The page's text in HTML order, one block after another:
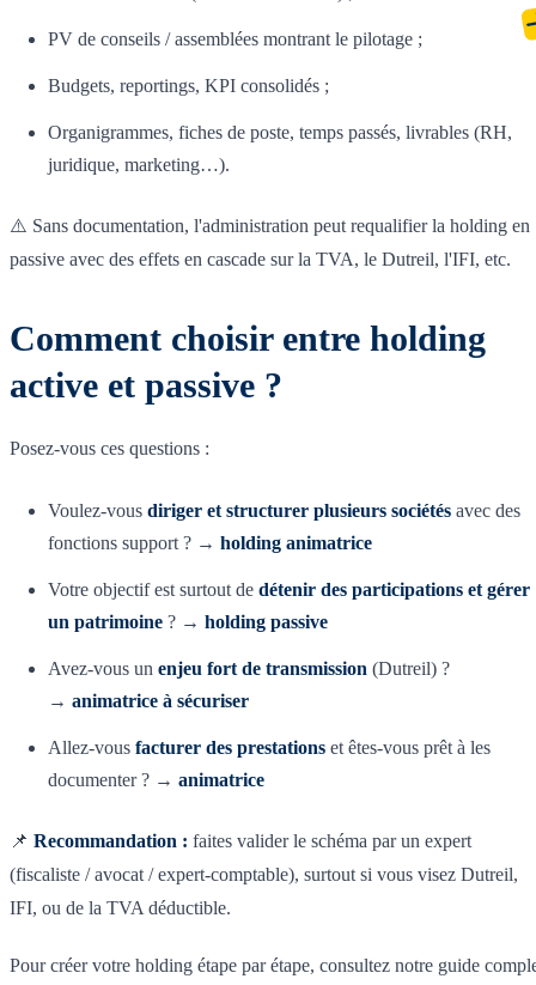
PV de conseils / assemblées montrant le pilotage ;
Budgets, reportings, KPI consolidés ;
Organigrammes, fiches de poste, temps passés, livrables (RH,
juridique, marketing…).
⚠️ Sans documentation, l'administration peut requalifier la holding en
passive avec des effets en cascade sur la TVA, le Dutreil, l'IFI, etc.
Comment choisir entre holding
active et passive ?
Posez-vous ces questions :
Voulez-vous diriger et structurer plusieurs sociétés avec des
fonctions support ? → holding animatrice
Votre objectif est surtout de détenir des participations et gérer
un patrimoine ? → holding passive
Avez-vous un enjeu fort de transmission (Dutreil) ?
→ animatrice à sécuriser
Allez-vous facturer des prestations et êtes-vous prêt à les
documenter ? → animatrice
📌 Recommandation : faites valider le schéma par un expert
(fiscaliste / avocat / expert-comptable), surtout si vous visez Dutreil,
IFI, ou de la TVA déductible.
Pour créer votre holding étape par étape, consultez notre guide